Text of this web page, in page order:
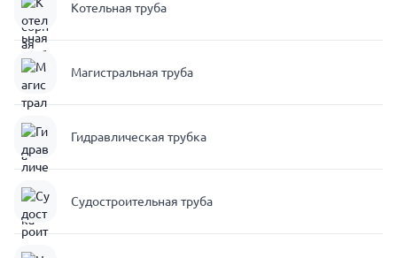
Котельная труба
Магистральная труба
Гидравлическая трубка
Судостроительная труба